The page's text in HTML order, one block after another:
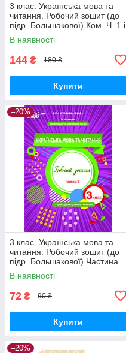
3 клас. Українська мова та
читання. Робочий зошит (до
підр. Большакової) Ком. Ч. 1 і
2. Трофимова О.Г. Сиция
В наявності
144 ₴ 180 ₴
Купити
–20%
3 клас. Українська мова та
читання. Робочий зошит (до
підр. Большакової) Частина
2. Трофимова О.Г. Сиция
В наявності
72 ₴ 90 ₴
Купити
–20%